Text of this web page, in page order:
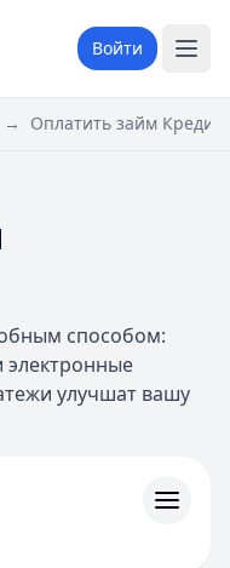
Войти
→ Оплатить займ
способом:
электронные
улучшат вашу